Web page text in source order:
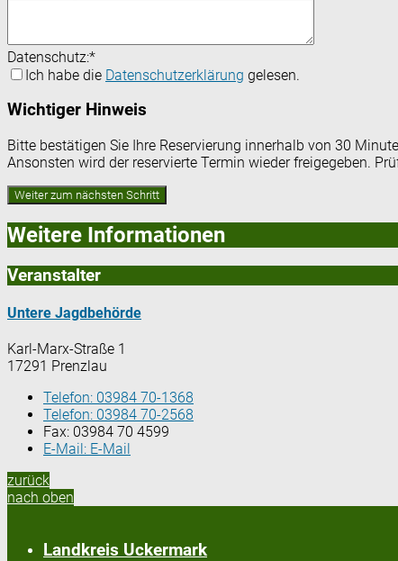
Datenschutz:*
Ich habe die Datenschutzerklärung gelesen.
Wichtiger Hinweis
Bitte bestätigen Sie Ihre Reservierung innerhalb von 30
Ansonsten wird der reservierte Termin wieder freigegeben.
Weitere Informationen
Veranstalter
Untere Jagdbehörde
Karl-Marx-Straße 1
17291 Prenzlau
Telefon: 03984 70-1368
Telefon: 03984 70-2568
Fax: 03984 70 4599
E-Mail: E-Mail
zurück
nach oben
Landkreis Uckermark